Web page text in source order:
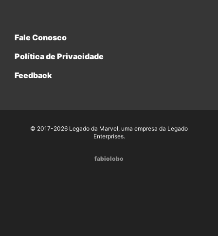
Fale Conosco
Política de Privacidade
Feedback
© 2017-2026 Legado da Marvel, uma empresa da Legado
Enterprises.
fabiolobo